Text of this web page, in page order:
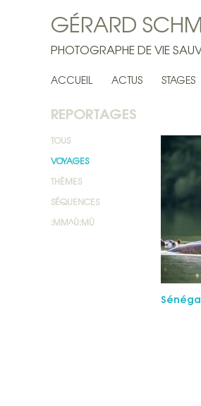
GÉRARD
PHOTOGRAPHE DE VIE
ACCUEIL ACTUS STAGES
REPORTAGES
TOUS
VOYAGES
THÈMES
SÉQUENCES
:MM^Ù:MÙ